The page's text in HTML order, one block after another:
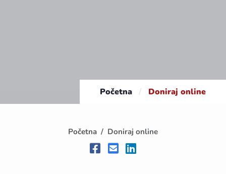
Početna / Doniraj online
Početna Doniraj online